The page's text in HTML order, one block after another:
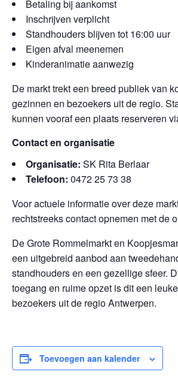
Betaling bij aankomst
Inschrijven verplicht
Standhouders blijven tot 16:00 uur
Eigen afval meenemen
Kinderanimatie aanwezig
De markt trekt een breed publiek van
gezinnen en bezoekers uit de regio.
kunnen vooraf een plaats reserveren
Contact en organisatie
Organisatie: SK Rita Berlaar
Telefoon: 0472 25 73 38
Voor actuele informatie over deze
rechtstreeks contact opnemen met de
De Grote Rommelmarkt en
een uitgebreid aanbod aan
standhouders en een gezellige sfeer.
toegang en ruime opzet is dit een
bezoekers uit de regio Antwerpen.
Toevoegen aan kalender